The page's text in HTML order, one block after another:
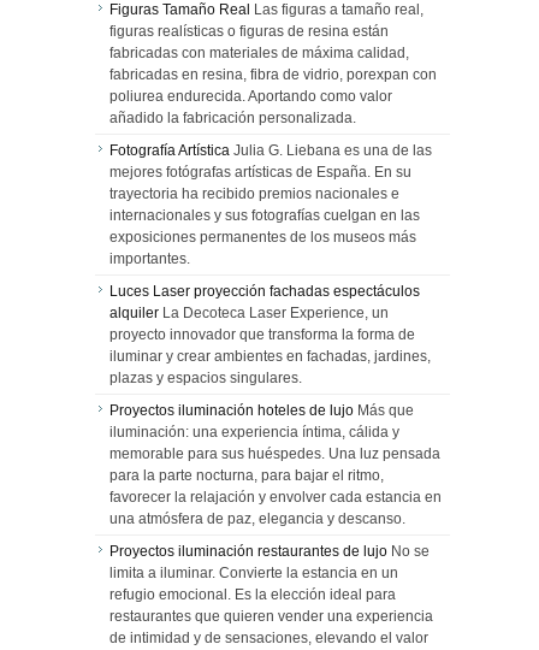
Figuras Tamaño Real Las figuras a tamaño real,
figuras realísticas o figuras de resina están
fabricadas con materiales de máxima calidad,
fabricadas en resina, fibra de vidrio, porexpan con
poliurea endurecida. Aportando como valor
añadido la fabricación personalizada.
Fotografía Artística Julia G. Liebana es una de las
mejores fotógrafas artísticas de España. En su
trayectoria ha recibido premios nacionales e
internacionales y sus fotografías cuelgan en las
exposiciones permanentes de los museos más
importantes.
Luces Laser proyección fachadas espectáculos
alquiler La Decoteca Laser Experience, un
proyecto innovador que transforma la forma de
iluminar y crear ambientes en fachadas, jardines,
plazas y espacios singulares.
Proyectos iluminación hoteles de lujo Más que
iluminación: una experiencia íntima, cálida y
memorable para sus huéspedes. Una luz pensada
para la parte nocturna, para bajar el ritmo,
favorecer la relajación y envolver cada estancia en
una atmósfera de paz, elegancia y descanso.
Proyectos iluminación restaurantes de lujo No se
limita a iluminar. Convierte la estancia en un
refugio emocional. Es la elección ideal para
restaurantes que quieren vender una experiencia
de intimidad y de sensaciones, elevando el valor